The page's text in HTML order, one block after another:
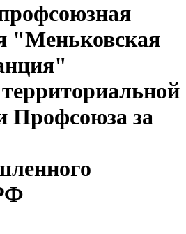
"Меньковская
Профсоюза за